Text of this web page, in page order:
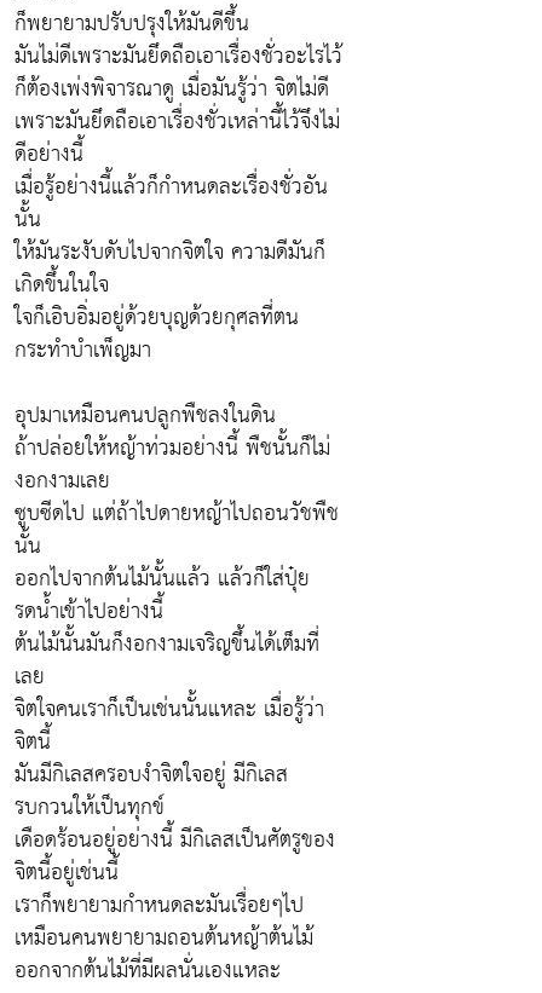
ก็พยายามปรับปรุงให้มันดีขึ้น
มันไม่ดีเพราะมันยึดถือเอาเรื่องชั่วอะไรไว้
ก็ต้องเพ่งพิจารณาดู เมื่อมันรู้ว่า จิตไม่ดี
เพราะมันยึดถือเอาเรื่องชั่วเหล่านี้ไว้จึงไม่
ดีอย่างนี้
เมื่อรู้อย่างนี้แล้วก็กำหนดละเรื่องชั่วอัน
นั้น
ให้มันระงับดับไปจากจิตใจ ความดีมันก็
เกิดขึ้นในใจ
ใจก็เอิบอิ่มอยู่ด้วยบุญด้วยกุศลที่ตน
กระทำบำเพ็ญมา
อุปมาเหมือนคนปลูกพืชลงในดิน
ถ้าปล่อยให้หญ้าท่วมอย่างนี้ พืชนั้นก็ไม่
งอกงามเลย
ซูบซีดไป แต่ถ้าไปดายหญ้าไปถอนวัชพืช
นั้น
ออกไปจากต้นไม้นั้นแล้ว แล้วก็ใส่ปุ๋ย
รดน้ำเข้าไปอย่างนี้
ต้นไม้นั้นมันก็งอกงามเจริญขึ้นได้เต็มที่
เลย
จิตใจคนเราก็เป็นเช่นนั้นแหละ เมื่อรู้ว่า
จิตนี้
มันมีกิเลสครอบงำจิตใจอยู่ มีกิเลส
รบกวนให้เป็นทุกข์
เดือดร้อนอยู่อย่างนี้ มีกิเลสเป็นศัตรูของ
จิตนี้อยู่เช่นนี้
เราก็พยายามกำหนดละมันเรื่อยๆไป
เหมือนคนพยายามถอนต้นหญ้าต้นไม้
ออกจากต้นไม้ที่มีผลนั่นเองแหละ